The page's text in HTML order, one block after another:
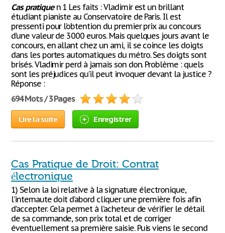
Cas pratiquen 1 Les faits : Vladimir est un brillant
étudiant pianiste au Conservatoire de Paris. Il est
pressenti pour l’obtention du premier prix au concours
d’une valeur de 3000 euros. Mais quelques jours avant le
concours, en allant chez un ami, il se coince les doigts
dans les portes automatiques du métro. Ses doigts sont
brisés. Vladimir perd à jamais son don. Problème : quels
sont les préjudices qu’il peut invoquer devant la justice ?
Réponse :
694 Mots / 3 Pages
Lire la suite Enregistrer
Cas Pratique de Droit: Contrat
électronique
1) Selon la loi relative à la signature électronique,
l’internaute doit d’abord cliquer une première fois afin
d’accepter. Cela permet à l’acheteur de vérifier le détail
de sa commande, son prix total et de corriger
éventuellement sa première saisie. Puis viens le second